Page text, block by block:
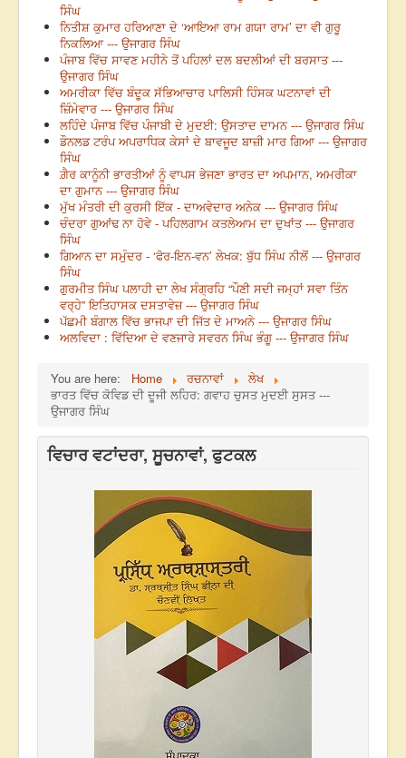
ਸਿੰਘ
ਨਿਤੀਸ਼ ਕੁਮਾਰ ਹਰਿਆਣਾ ਦੇ ‘ਆਇਆ ਰਾਮ ਗਯਾ ਰਾਮ’ ਦਾ ਵੀ ਗੁਰੂ
ਨਿਕਲਿਆ --- ਉਜਾਗਰ ਸਿੰਘ
ਪੰਜਾਬ ਵਿੱਚ ਸਾਵਣ ਮਹੀਨੇ ਤੋਂ ਪਹਿਲਾਂ ਦਲ ਬਦਲੀਆਂ ਦੀ ਬਰਸਾਤ ---
ਉਜਾਗਰ ਸਿੰਘ
ਅਮਰੀਕਾ ਵਿੱਚ ਬੰਦੂਕ ਸੱਭਿਆਚਾਰ ਪਾਲਿਸੀ ਹਿੰਸਕ ਘਟਨਾਵਾਂ ਦੀ
ਜ਼ਿੰਮੇਵਾਰ --- ਉਜਾਗਰ ਸਿੰਘ
ਲਹਿੰਦੇ ਪੰਜਾਬ ਵਿੱਚ ਪੰਜਾਬੀ ਦੇ ਮੁਦਈ: ਉਸਤਾਦ ਦਾਮਨ --- ਉਜਾਗਰ ਸਿੰਘ
ਡੌਨਲਡ ਟਰੰਪ ਅਪਰਾਧਿਕ ਕੇਸਾਂ ਦੇ ਬਾਵਜੂਦ ਬਾਜ਼ੀ ਮਾਰ ਗਿਆ --- ਉਜਾਗਰ
ਸਿੰਘ
ਗ਼ੈਰ ਕਾਨੂੰਨੀ ਭਾਰਤੀਆਂ ਨੂੰ ਵਾਪਸ ਭੇਜਣਾ ਭਾਰਤ ਦਾ ਅਪਮਾਨ, ਅਮਰੀਕਾ
ਦਾ ਗੁਮਾਨ --- ਉਜਾਗਰ ਸਿੰਘ
ਮੁੱਖ ਮੰਤਰੀ ਦੀ ਕੁਰਸੀ ਇੱਕ - ਦਾਅਵੇਦਾਰ ਅਨੇਕ --- ਉਜਾਗਰ ਸਿੰਘ
ਚੰਦਰਾ ਗੁਆਂਢ ਨਾ ਹੋਵੇ - ਪਹਿਲਗਾਮ ਕਤਲੇਆਮ ਦਾ ਦੁਖਾਂਤ --- ਉਜਾਗਰ
ਸਿੰਘ
ਗਿਆਨ ਦਾ ਸਮੁੰਦਰ - ‘ਫੋਰ-ਇਨ-ਵਨ’ ਲੇਖਕ: ਬੁੱਧ ਸਿੰਘ ਨੀਲੋਂ --- ਉਜਾਗਰ
ਸਿੰਘ
ਗੁਰਮੀਤ ਸਿੰਘ ਪਲਾਹੀ ਦਾ ਲੇਖ ਸੰਗ੍ਰਹਿ “ਪੌਣੀ ਸਦੀ ਜਮ੍ਹਾਂ ਸਵਾ ਤਿੰਨ
ਵਰ੍ਹੇ” ਇਤਿਹਾਸਕ ਦਸਤਾਵੇਜ਼ --- ਉਜਾਗਰ ਸਿੰਘ
ਪੱਛਮੀ ਬੰਗਾਲ ਵਿੱਚ ਭਾਜਪਾ ਦੀ ਜਿੱਤ ਦੇ ਮਾਅਨੇ --- ਉਜਾਗਰ ਸਿੰਘ
ਅਲਵਿਦਾ : ਵਿੱਦਿਆ ਦੇ ਵਣਜਾਰੇ ਸਵਰਨ ਸਿੰਘ ਭੰਗੂ --- ਉਜਾਗਰ ਸਿੰਘ
You are here: Home ਰਚਨਾਵਾਂ
ਲੇਖ
ਭਾਰਤ ਵਿੱਚ ਕੋਵਿਡ ਦੀ ਦੂਜੀ ਲਹਿਰ: ਗਵਾਹ ਚੁਸਤ ਮੁਦਈ ਸੁਸਤ ---
ਉਜਾਗਰ ਸਿੰਘ
ਵਿਚਾਰ ਵਟਾਂਦਰਾ, ਸੂਚਨਾਵਾਂ, ਫੁਟਕਲ